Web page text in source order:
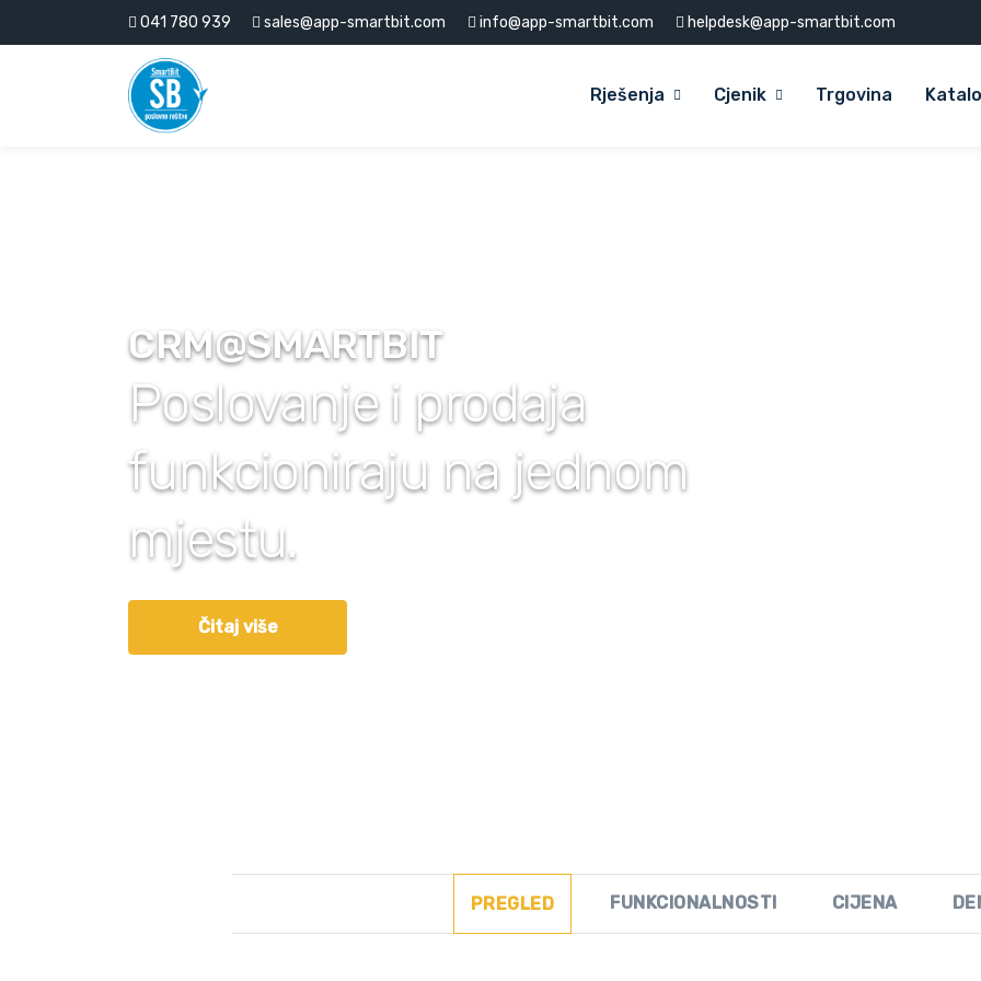
041 780 939 sales@app-smartbit.com info@app-smartbit.com helpdesk@app-smartbit.com
Rješenja Cjenik Trgovina
CRM@SMARTBIT
Poslovanje i prodaja
funkcioniraju na jednom
mjestu.
Čitaj više
PREGLED FUNKCIONALNOSTI CIJENA